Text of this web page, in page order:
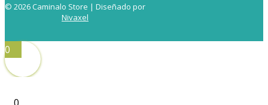
© 2026 Caminalo Store | Diseñado por
Nivaxel
0